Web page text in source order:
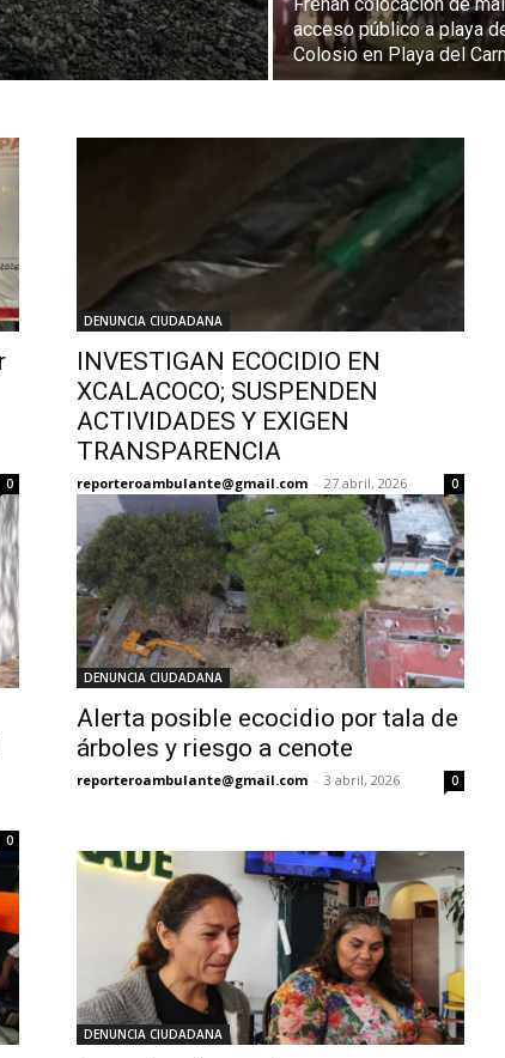
acceso público a playa
Colosio en Playa del
0
DENUNCIA CIUDADANA
INVESTIGAN ECOCIDIO EN
XCALACOCO; SUSPENDEN
ACTIVIDADES Y EXIGEN
TRANSPARENCIA
reporteroambulante@gmail.com - 27 abril, 2026 0
0
DENUNCIA CIUDADANA
Alerta posible ecocidio por tala de
árboles y riesgo a cenote
reporteroambulante@gmail.com - 3 abril, 2026 0
DENUNCIA CIUDADANA